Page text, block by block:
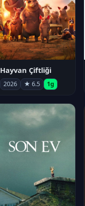
Hayvan Çiftliği
2026 ★ 6.5 1g